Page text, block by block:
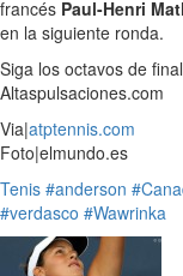
francés Paul-Henri
en la siguiente ronda.
Siga los octavos de
Altaspulsaciones.com
Via|atptennis.com
Foto|elmundo.es
Tenis #anderson
#verdasco #Wawrinka